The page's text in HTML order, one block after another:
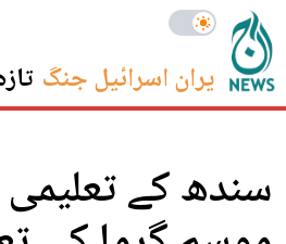
ایران اسرائیل جنگ
سندھ کے